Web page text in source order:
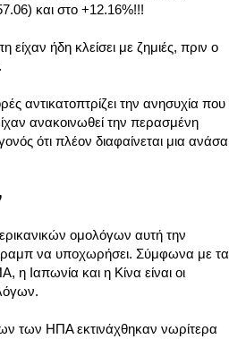
και στο +12.16%!!!
είχαν ήδη κλείσει με ζημιές, πριν ο
αντικατοπτρίζει την ανησυχία που
ανακοινωθεί την περασμένη
ότι πλέον διαφαίνεται μια ανάσα
ομολόγων αυτή την
να υποχωρήσει. Σύμφωνα με τα
η Ιαπωνία και η Κίνα είναι οι
των ΗΠΑ εκτινάχθηκαν νωρίτερα